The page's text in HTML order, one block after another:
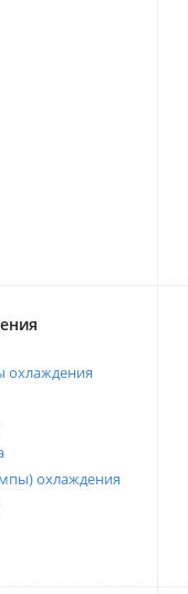
охлаждения
охлаждения